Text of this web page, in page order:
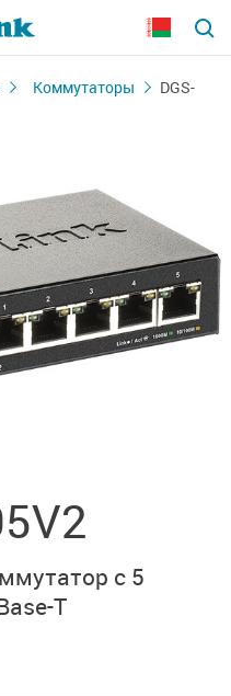
Коммутаторы
DGS-
с 5
T